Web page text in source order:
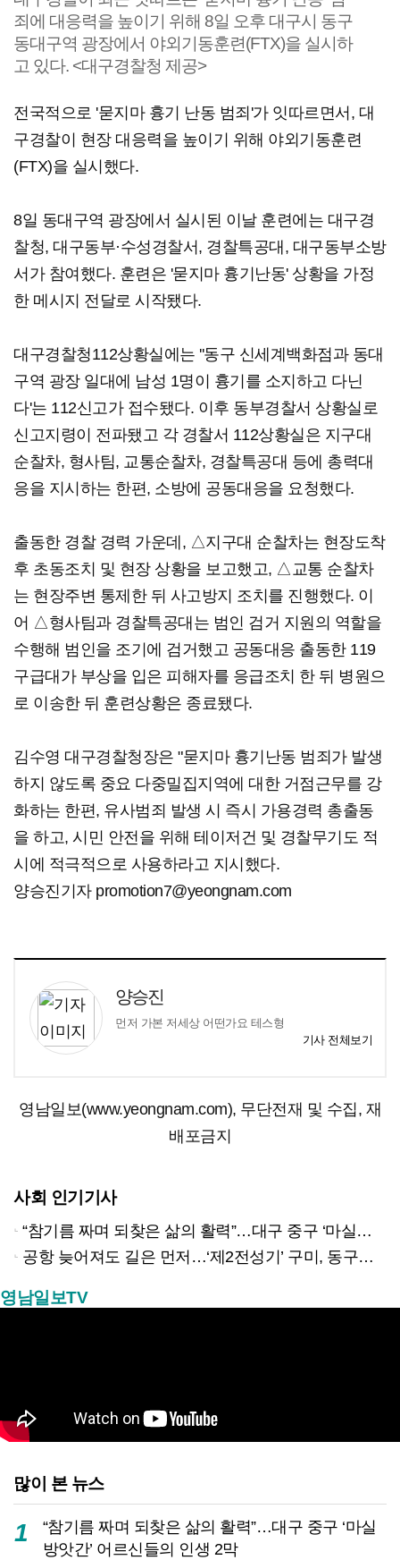
죄에 대응력을 높이기 위해 8일 오후 대구시 동구
동대구역 광장에서 야외기동훈련(FTX)을 실시하
고 있다. <대구경찰청 제공>
전국적으로 '묻지마 흉기 난동 범죄'가 잇따르면서, 대
구경찰이 현장 대응력을 높이기 위해 야외기동훈련
(FTX)을 실시했다.
8일 동대구역 광장에서 실시된 이날 훈련에는 대구경
찰청, 대구동부·수성경찰서, 경찰특공대, 대구동부소방
서가 참여했다. 훈련은 '묻지마 흉기난동' 상황을 가정
한 메시지 전달로 시작됐다.
대구경찰청112상황실에는 ''동구 신세계백화점과 동대
구역 광장 일대에 남성 1명이 흉기를 소지하고 다닌
다'는 112신고가 접수됐다. 이후 동부경찰서 상황실로
신고지령이 전파됐고 각 경찰서 112상황실은 지구대
순찰차, 형사팀, 교통순찰차, 경찰특공대 등에 총력대
응을 지시하는 한편, 소방에 공동대응을 요청했다.
출동한 경찰 경력 가운데, △지구대 순찰차는 현장도착
후 초동조치 및 현장 상황을 보고했고, △교통 순찰차
는 현장주변 통제한 뒤 사고방지 조치를 진행했다. 이
어 △형사팀과 경찰특공대는 범인 검거 지원의 역할을
수행해 범인을 조기에 검거했고 공동대응 출동한 119
구급대가 부상을 입은 피해자를 응급조치 한 뒤 병원으
로 이송한 뒤 훈련상황은 종료됐다.
김수영 대구경찰청장은 "묻지마 흉기난동 범죄가 발생
하지 않도록 중요 다중밀집지역에 대한 거점근무를 강
화하는 한편, 유사범죄 발생 시 즉시 가용경력 총출동
을 하고, 시민 안전을 위해 테이저건 및 경찰무기도 적
시에 적극적으로 사용하라고 지시했다.
양승진기자 promotion7@yeongnam.com
양승진
먼저 가본 저세상 어떤가요 테스형
기사 전체보기
영남일보(www.yeongnam.com), 무단전재 및 수집, 재
배포금지
사회 인기기사
“참기름 짜며 되찾은 삶의 활력”…대구 중구 ‘마실방앗간’ 어르신들의 인생 2막
공항 늦어져도 길은 먼저…‘제2전성기’ 구미, 동구미역 더 절실
영남일보TV
많이 본 뉴스
1
“참기름 짜며 되찾은 삶의 활력”…대구 중구 ‘마실
방앗간’ 어르신들의 인생 2막